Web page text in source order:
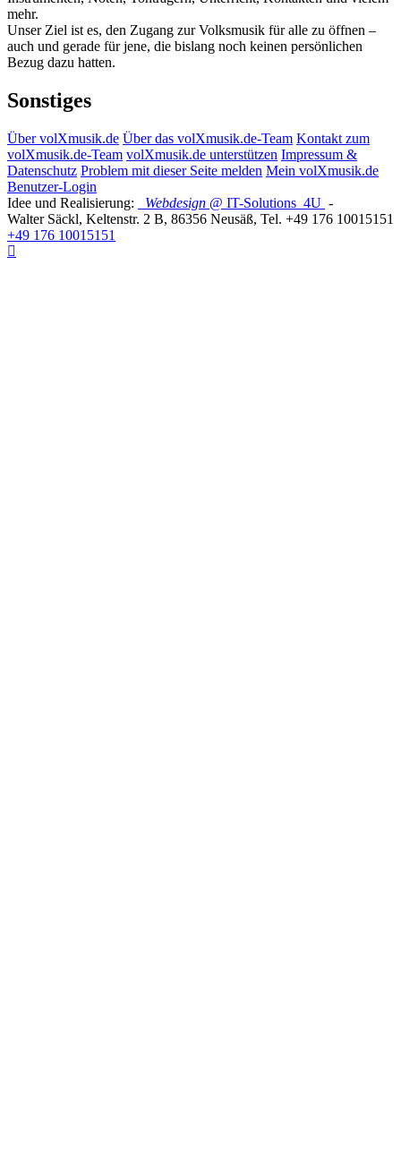
mehr.
Unser Ziel ist es, den Zugang zur Volksmusik für alle zu öffnen –
auch und gerade für jene, die bislang noch keinen persönlichen
Bezug dazu hatten.
Sonstiges
Über volXmusik.de Über das volXmusik.de-Team Kontakt zum
volXmusik.de-Team volXmusik.de unterstützen Impressum &
Datenschutz Problem mit dieser Seite melden Mein volXmusik.de
Benutzer-Login
Idee und Realisierung:
Webdesign @ IT-Solutions 4U -
Walter Säckl, Keltenstr. 2 B, 86356 Neusäß, Tel. +49 176 10015151
+49 176 10015151